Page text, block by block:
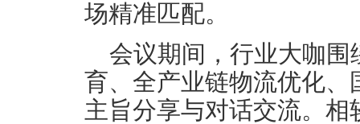
场精准匹配。
会议期间，行业大咖
育、全产业链物流优化
主旨分享与对话交流。